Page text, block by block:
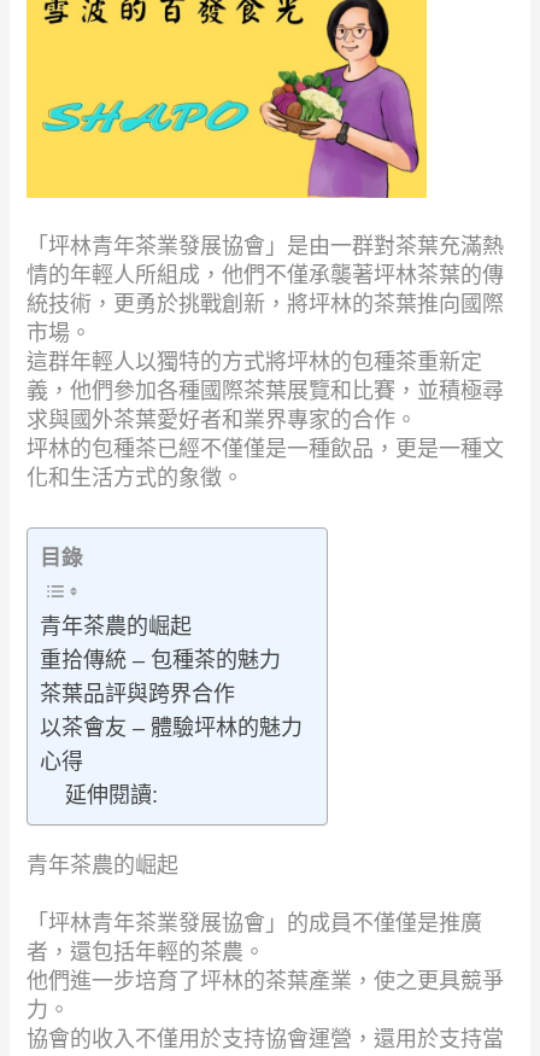
「坪林青年茶業發展協會」是由一群對茶葉充滿熱
情的年輕人所組成，他們不僅承襲著坪林茶葉的傳
統技術，更勇於挑戰創新，將坪林的茶葉推向國際
市場。
這群年輕人以獨特的方式將坪林的包種茶重新定
義，他們參加各種國際茶葉展覽和比賽，並積極尋
求與國外茶葉愛好者和業界專家的合作。
坪林的包種茶已經不僅僅是一種飲品，更是一種文
化和生活方式的象徵。
目錄
青年茶農的崛起
重拾傳統 – 包種茶的魅力
茶葉品評與跨界合作
以茶會友 – 體驗坪林的魅力
心得
延伸閱讀:
青年茶農的崛起
「坪林青年茶業發展協會」的成員不僅僅是推廣
者，還包括年輕的茶農。
他們進一步培育了坪林的茶葉產業，使之更具競爭
力。
協會的收入不僅用於支持協會運營，還用於支持當